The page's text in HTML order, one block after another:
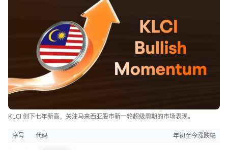
KLCI 创下七年新高，关注马来西亚股市新一轮超级周期的市场表现。
序号 代码 年初至今涨跌幅